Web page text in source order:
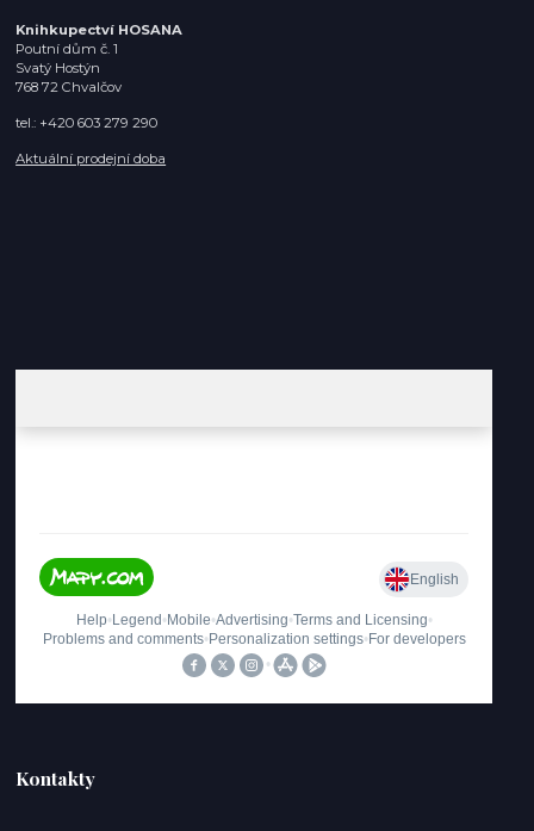
Knihkupectví HOSANA
Poutní dům č. 1
Svatý Hostýn
768 72 Chvalčov
tel.: +420 603 279 290
Aktuální prodejní doba
Kontakty